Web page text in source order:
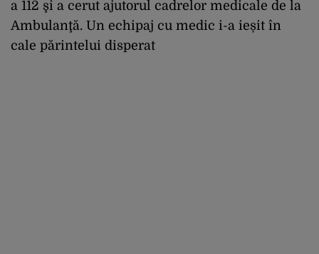
a 112 şi a cerut ajutorul cadrelor medicale de la
Ambulanţă. Un echipaj cu medic i-a ieșit în
cale părintelui disperat